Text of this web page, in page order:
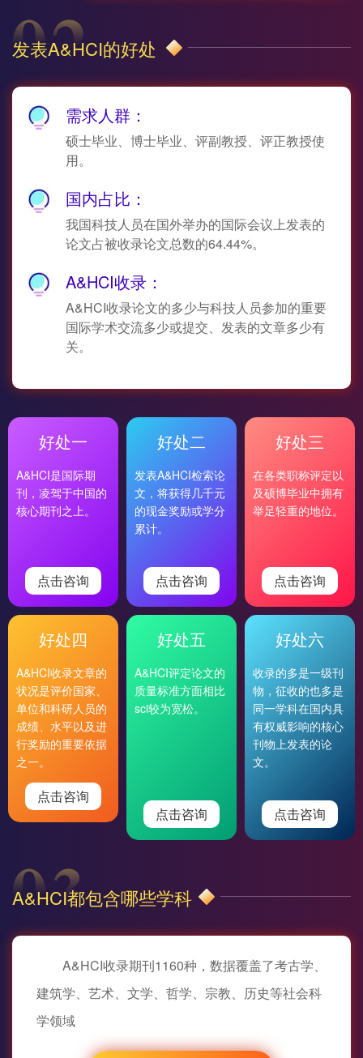
发表A&HCI的好处
需求人群：
硕士毕业、博士毕业、评副教授、评正教授使
用。
国内占比：
我国科技人员在国外举办的国际会议上发表的
论文占被收录论文总数的64.44%。
A&HCI收录：
A&HCI收录论文的多少与科技人员参加的重要
国际学术交流多少或提交、发表的文章多少有
关。
好处一
A&HCI是国际期
刊，凌驾于中国的
核心期刊之上。
点击咨询
好处二
发表A&HCI检索论
文，将获得几千元
的现金奖励或学分
累计。
点击咨询
好处三
在各类职称评定以
及硕博毕业中拥有
举足轻重的地位。
点击咨询
好处四
A&HCI收录文章的
状况是评价国家、
单位和科研人员的
成绩、水平以及进
行奖励的重要依据
之一。
点击咨询
好处五
A&HCI评定论文的
质量标准方面相比
sci较为宽松。
点击咨询
好处六
收录的多是一级刊
物，征收的也多是
同一学科在国内具
有权威影响的核心
刊物上发表的论
文。
点击咨询
A&HCI都包含哪些学科
A&HCI收录期刊1160种，数据覆盖了考古学、
建筑学、艺术、文学、哲学、宗教、历史等社会科
学领域